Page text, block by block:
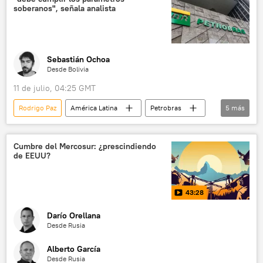
💬 Opinión y Análisis 📈 Mercados y finanzas
soberanos", señala analista
Sebastián Ochoa
Desde Bolivia
11 de julio, 04:25 GMT
Rodrigo Paz América Latina
Petrobras
Centro de Investigaciones y Desarrollo Nuclear (Bolivia)
medioambiente
Brasil
Luiz Inacio Lula da Silva
5 más
Cumbre del Mercosur: ¿prescindiendo
de EEUU?
43:28
Darío Orellana
Desde Rusia
Alberto García
Desde Rusia